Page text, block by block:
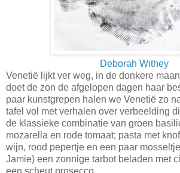
Deborah Withey
Venetië lijkt ver weg, in de donkere
doet de zon de afgelopen dagen haar
paar kunstgrepen halen we Venetië zo
tafel vol met verhalen over verbeelding
de klassieke combinatie van groen
mozarella en rode tomaat; pasta met
wijn, rood pepertje en een paar
Jamie) een zonnige tarbot beladen met
een scheut prosecco.